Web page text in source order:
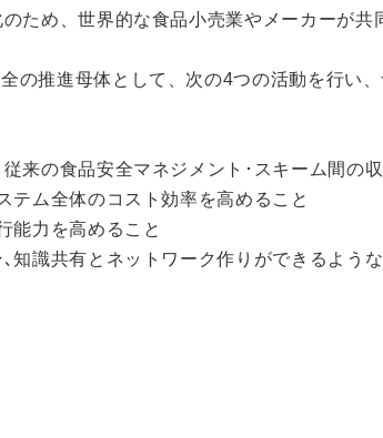
ため、世界的な食品小売業やメーカーが共
の推進母体として、次の4つの活動を行い
来の食品安全マネジメント･スキーム間の
テム全体のコスト効率を高めること
能力を高めること
識共有とネットワーク作りができるよう